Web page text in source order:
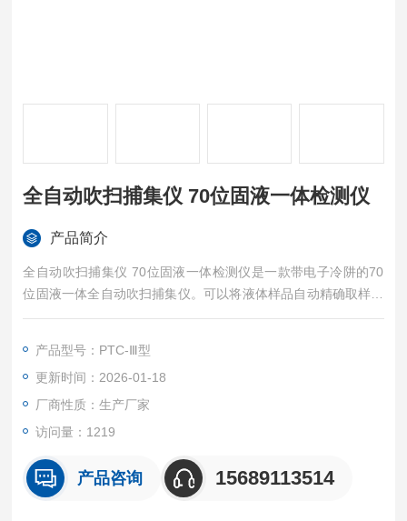
全自动吹扫捕集仪 70位固液一体检测仪
产品简介
全自动吹扫捕集仪 70位固液一体检测仪是一款带电子冷阱的70
位固液一体全自动吹扫捕集仪。可以将液体样品自动精确取样到
吹扫瓶中进行吹扫捕集，也可以对固体样品自动加入蒸馏水振荡
产品型号：PTC-Ⅲ型
更新时间：2026-01-18
厂商性质：生产厂家
访问量：1219
产品咨询 15689113514